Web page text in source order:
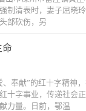
制清表时，妻子屈晓
部砍伤，另
命
奉献”的红十字精神
十字事业，传递社会
力量。日前，鄂温